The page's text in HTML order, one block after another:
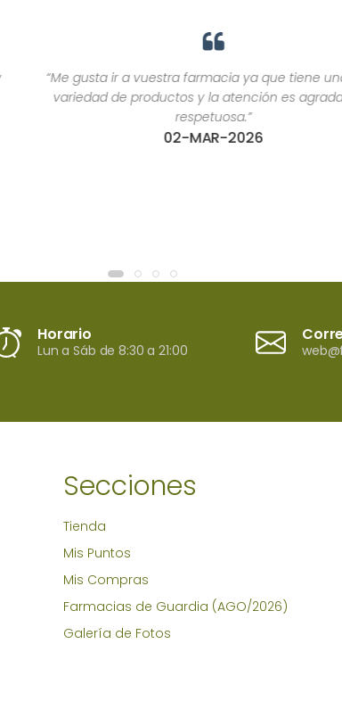
gusta ir a vuestra farmacia ya que tiene una gran
de productos y la atención es agradable y
respetuosa.”
02-MAR-2026
Horario
Lun a Sáb de 8:30 a 21:00
Secciones
Tienda
Mis Puntos
Mis Compras
Farmacias de Guardia (AGO/2026)
Galería de Fotos